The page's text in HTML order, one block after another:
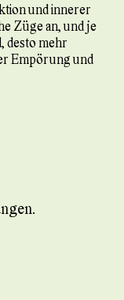
und innerer
Züge an, und je
desto mehr
Empörung und